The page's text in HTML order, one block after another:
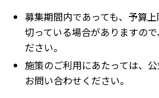
募集期間内であっても、予算
切っている場合がありますの
ださい。
施策のご利用にあたっては、
お問い合わせください。